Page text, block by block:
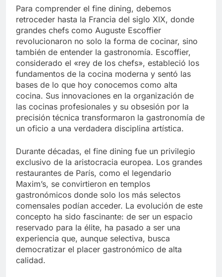
Para comprender el fine dining, debemos
retroceder hasta la Francia del siglo XIX, donde
grandes chefs como Auguste Escoffier
revolucionaron no solo la forma de cocinar, sino
también de entender la gastronomía. Escoffier,
considerado el «rey de los chefs», estableció los
fundamentos de la cocina moderna y sentó las
bases de lo que hoy conocemos como alta
cocina. Sus innovaciones en la organización de
las cocinas profesionales y su obsesión por la
precisión técnica transformaron la gastronomía de
un oficio a una verdadera disciplina artística.
Durante décadas, el fine dining fue un privilegio
exclusivo de la aristocracia europea. Los grandes
restaurantes de París, como el legendario
Maxim’s, se convirtieron en templos
gastronómicos donde solo los más selectos
comensales podían acceder. La evolución de este
concepto ha sido fascinante: de ser un espacio
reservado para la élite, ha pasado a ser una
experiencia que, aunque selectiva, busca
democratizar el placer gastronómico de alta
calidad.